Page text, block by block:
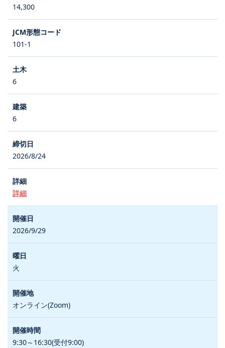
14,300
101-1
6
6
2026/8/24
詳細
2026/9/29
火
オンライン(Zoom)
9:30～16:30(受付9:00)